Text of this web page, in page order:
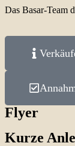
Das Basar-Team
Flyer
Kurze